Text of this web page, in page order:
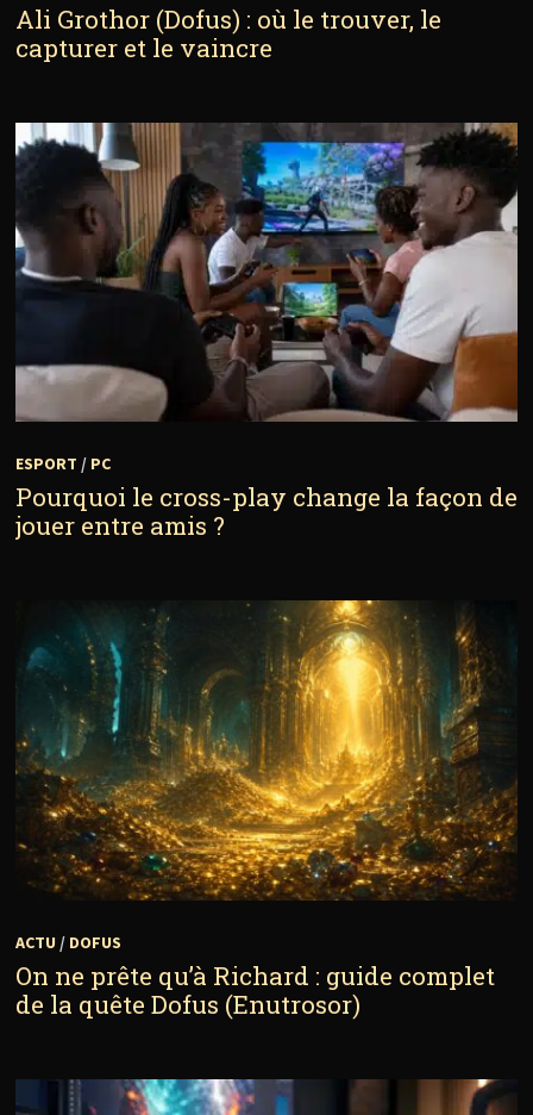
Ali Grothor (Dofus) : où le trouver, le
capturer et le vaincre
ESPORT / PC
Pourquoi le cross-play change la façon de
jouer entre amis ?
ACTU / DOFUS
On ne prête qu’à Richard : guide complet
de la quête Dofus (Enutrosor)